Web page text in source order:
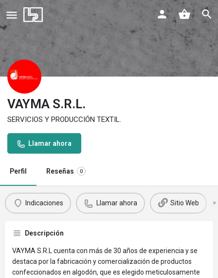
VAYMA S.R.L.
SERVICIOS Y PRODUCCIÓN TEXTIL.
Llamar ahora
Perfil Reseñas 0
Indicaciones Llamar ahora Sitio Web
Descripción
VAYMA S.R.L cuenta con más de 30 años de experiencia y se
destaca por la fabricación y comercialización de productos
confeccionados en algodón, que es elegido meticulosamente